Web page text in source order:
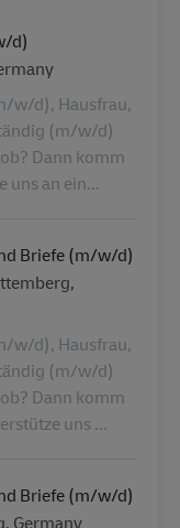
d)
w/d), Hausfrau,
(m/w/d)
Dann komm
uns an ein...
Briefe (m/w/d)
w/d), Hausfrau,
(m/w/d)
Dann komm
uns ...
Briefe (m/w/d)
Germany